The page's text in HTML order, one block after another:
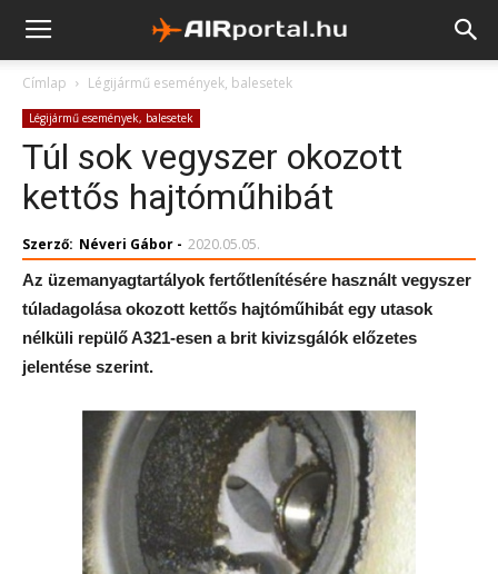
Címlap Légijármű események, balesetek
Légijármű események, balesetek
Túl sok vegyszer okozott
kettős hajtóműhibát
Szerző: Néveri Gábor - 2020.05.05.
Az üzemanyagtartályok fertőtlenítésére használt vegyszer
túladagolása okozott kettős hajtóműhibát egy utasok
nélküli repülő A321-esen a brit kivizsgálók előzetes
jelentése szerint.